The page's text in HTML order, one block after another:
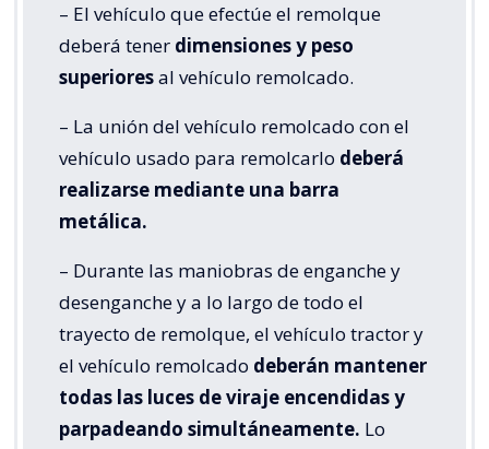
– El vehículo que efectúe el remolque
deberá tener dimensiones y peso
superioresal vehículo remolcado.
– La unión del vehículo remolcado con el
vehículo usado para remolcarlo deberá
realizarse mediante una barra
metálica.
– Durante las maniobras de enganche y
desenganche y a lo largo de todo el
trayecto de remolque, el vehículo tractor y
el vehículo remolcado deberán mantener
todas las luces de viraje encendidas y
parpadeando simultáneamente. Lo